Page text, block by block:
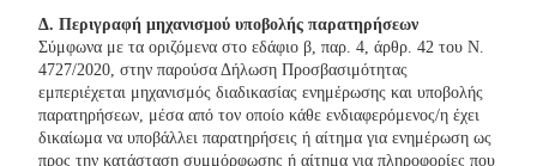
Δ. Περιγραφή μηχανισμού υποβολής παρατηρήσεων
Σύμφωνα με τα οριζόμενα στο εδάφιο β, παρ. 4, άρθρ. 42 του Ν.
4727/2020, στην παρούσα Δήλωση Προσβασιμότητας
εμπεριέχεται μηχανισμός διαδικασίας ενημέρωσης και υποβολής
παρατηρήσεων, μέσα από τον οποίο κάθε ενδιαφερόμενος/η έχει
δικαίωμα να υποβάλλει παρατηρήσεις ή αίτημα για ενημέρωση ως
προς την κατάσταση συμμόρφωσης ή αίτημα για πληροφορίες που